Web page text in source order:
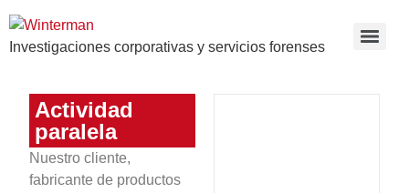
Investigaciones corporativas y servicios forenses
Actividad
paralela
Nuestro cliente,
fabricante de productos